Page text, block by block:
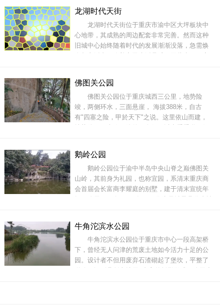
呼应，成为欣赏山城立体夜景的最佳地点之一。
73层的观景台上，拥有360度的落地窗，透过落地
窗则能
龙湖时代天街
龙湖时代天街位于重庆市渝中区大坪板块中
心地带，其成熟的周边配套非常完善。然而这种
旧城中心始终随着时代的发展渐渐没落，急需焕
以三大主题构思为理念：艺术、水波纹、自然要
素共同营造时尚现代的体验式商业
佛图关公园
佛图关公园位于重庆城西三公里，地势险
竣，两侧环水，三面悬崖， 海拔388米，自古
有"四塞之险，甲於天下"之说。这里依山而建，
地势险要，喜欢冒险的朋友们可以去看看哟！但
公园的角角落落，都有可具传播的故事。佛图关
是在三国时期刘备的托孤大臣李严所建的关隘，
佛图古关”的题刻
鹅岭公园
鹅岭公园位于渝中半岛中央山脊之巅佛图关
山岭，其前身为礼园，也称宜园，系清末重庆商
会首届会长富商李耀庭的别墅，建于清末宣统年
间（公元1909年-1911年）。作为母城最具代表性
单位2处。鹅岭公园虽然不大，但每一处景点，都
有着属于自己的独特历史故事。漫步其中，能从
鹅岭碑、
牛角沱滨水公园
牛角沱滨水公园位于重庆市中心一段高架桥
下，曾经无人问津的荒废土地如今活力十足的公
园。设计者不但用废弃石渣砌起了堡坎，平整了